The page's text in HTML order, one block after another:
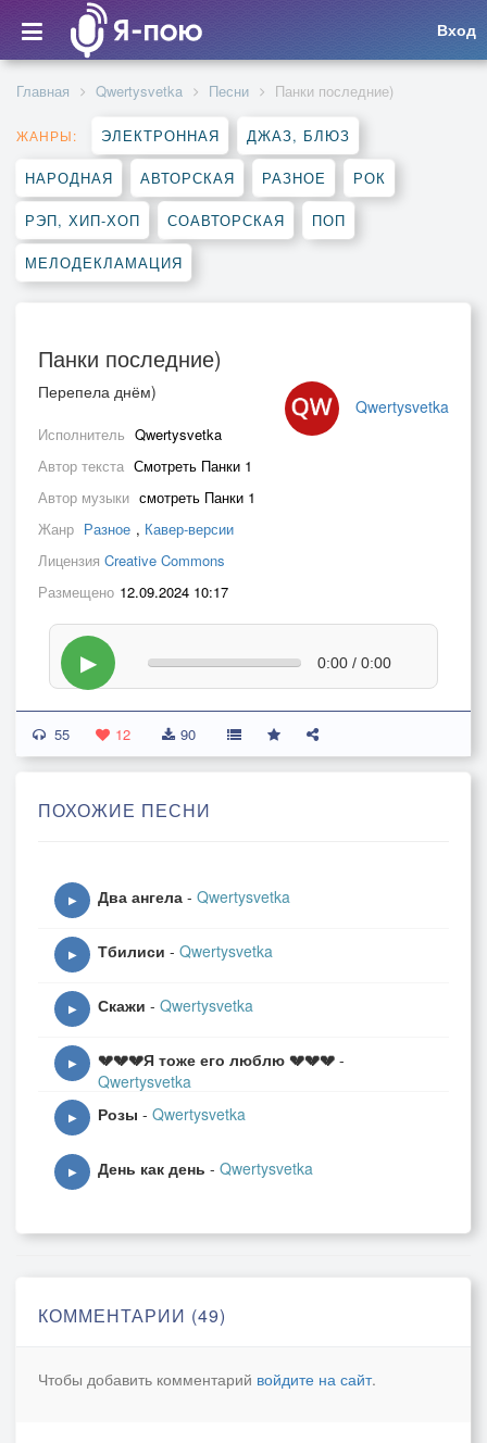
Вход
Главная Qwertysvetka Песни Панки последние)
ЖАНРЫ: ЭЛЕКТРОННАЯ ДЖАЗ, БЛЮЗ
НАРОДНАЯ АВТОРСКАЯ РАЗНОЕ РОК
РЭП, ХИП-ХОП СОАВТОРСКАЯ ПОП
МЕЛОДЕКЛАМАЦИЯ
Панки последние)
Qwertysvetka
Перепела днём)
Исполнитель Qwertysvetka
Автор текста Смотреть Панки 1
Автор музыки смотреть Панки 1
Жанр Разное , Кавер-версии
Лицензия Creative Commons
Размещено 12.09.2024 10:17
▶ 0:00 / 0:00
55 12 90
ПОХОЖИЕ ПЕСНИ
▶ Два ангела - Qwertysvetka
▶ Тбилиси - Qwertysvetka
▶ Скажи - Qwertysvetka
▶ 💔💔💔Я тоже его люблю 💔💔💔 -
Qwertysvetka
▶ Розы - Qwertysvetka
▶ День как день - Qwertysvetka
КОММЕНТАРИИ (49)
Чтобы добавить комментарий войдите на сайт.